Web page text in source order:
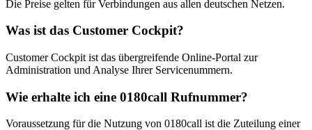
Die Preise gelten für Verbindungen aus allen deutschen Netzen.
Was ist das Customer Cockpit?
Customer Cockpit ist das übergreifende Online-Portal zur
Administration und Analyse Ihrer Servicenummern.
Wie erhalte ich eine 0180call Rufnummer?
Voraussetzung für die Nutzung von 0180call ist die Zuteilung einer